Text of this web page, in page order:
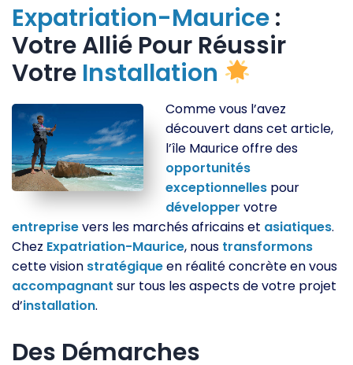
Expatriation-Maurice:
Votre Allié Pour Réussir
Votre Installation
Comme vous l’avez
découvert dans cet article,
l’île Maurice offre des
opportunités
exceptionnelles pour
développer votre
entreprisevers les marchés africains et asiatiques.
Chez Expatriation-Maurice, nous transformons
cette vision stratégiqueen réalité concrète en vous
accompagnant sur tous les aspects de votre projet
d’installation.
Des Démarches